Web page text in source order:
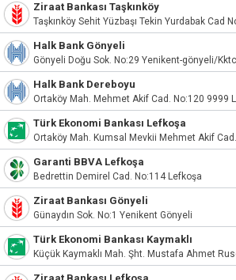
Ziraat Bankası Taşkınköy
Halk Bank Gönyeli
Gönyeli Doğu Sok. No:29 Yenikent-gönyeli/
Halk Bank Dereboyu
Ortaköy Mah. Mehmet Akif Cad. No:120 9999
Türk Ekonomi Bankası Lefkoşa
Garanti BBVA Lefkoşa
Bedrettin Demirel Cad. No:114 Lefkoşa
Ziraat Bankası Gönyeli
Günaydın Sok. No:1 Yenikent Gönyeli
Türk Ekonomi Bankası Kaymaklı